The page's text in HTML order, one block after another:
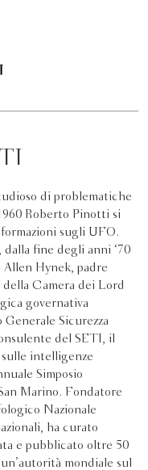
di problematiche
Roberto Pinotti si
sugli UFO.
fine degli anni ‘70
Allen Hynek, padre
Camera dei Lord
governativa
Generale Sicurezza
del SETI, il
intelligenze
Simposio
Marino. Fondatore
Nazionale
ha curato
e pubblicato oltre 50
mondiale sul